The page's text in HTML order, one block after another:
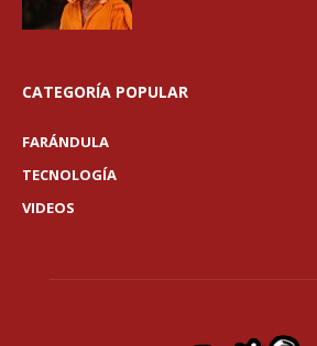
CATEGORÍA POPULAR
FARÁNDULA
TECNOLOGÍA
VIDEOS